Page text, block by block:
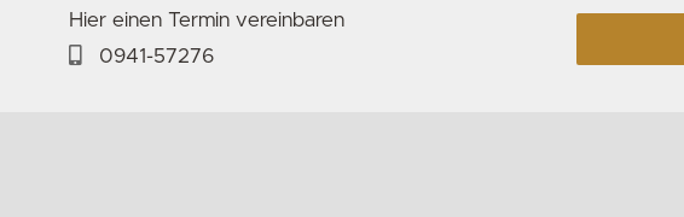
Hier einen Termin vereinbaren
0941-57276